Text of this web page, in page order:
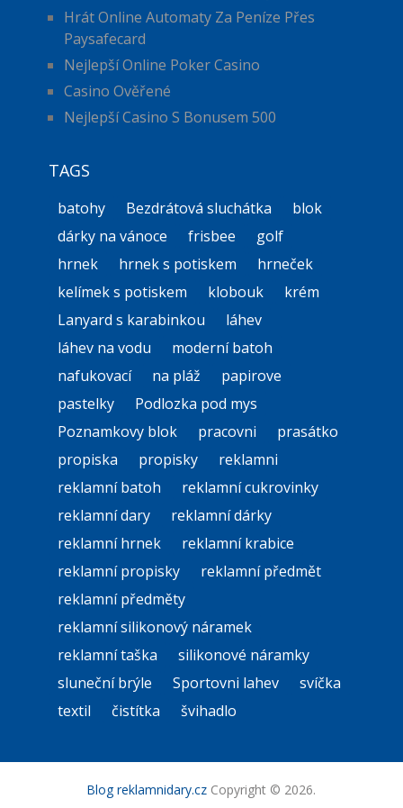
Hrát Online Automaty Za Peníze Přes
Paysafecard
Nejlepší Online Poker Casino
Casino Ověřené
Nejlepší Casino S Bonusem 500
TAGS
batohy Bezdrátová sluchátka
blok
dárky na vánoce
frisbee
golf
hrnek
hrnek s potiskem
hrneček
kelímek s potiskem
klobouk
krém
Lanyard s karabinkou
láhev
láhev na vodu
moderní batoh
nafukovací
na pláž
papirove
pastelky
Podlozka pod mys
Poznamkovy blok
pracovni
prasátko
propiska
propisky
reklamni
reklamní batoh
reklamní cukrovinky
reklamní dary
reklamní dárky
reklamní hrnek
reklamní krabice
reklamní propisky
reklamní předmět
reklamní předměty
reklamní silikonový náramek
reklamní taška
silikonové náramky
sluneční brýle
Sportovni lahev
svíčka
textil
čistítka švihadlo
Blog reklamnidary.cz Copyright © 2026.